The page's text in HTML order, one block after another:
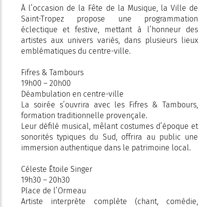
À l’occasion de la Fête de la Musique, la Ville de
Saint-Tropez propose une programmation
éclectique et festive, mettant à l’honneur des
artistes aux univers variés, dans plusieurs lieux
emblématiques du centre-ville.
Fifres & Tambours
19h00 – 20h00
Déambulation en centre-ville
La soirée s’ouvrira avec les Fifres & Tambours,
formation traditionnelle provençale.
Leur défilé musical, mêlant costumes d’époque et
sonorités typiques du Sud, offrira au public une
immersion authentique dans le patrimoine local.
Céleste Étoile Singer
19h30 – 20h30
Place de l’Ormeau
Artiste interprète complète (chant, comédie,